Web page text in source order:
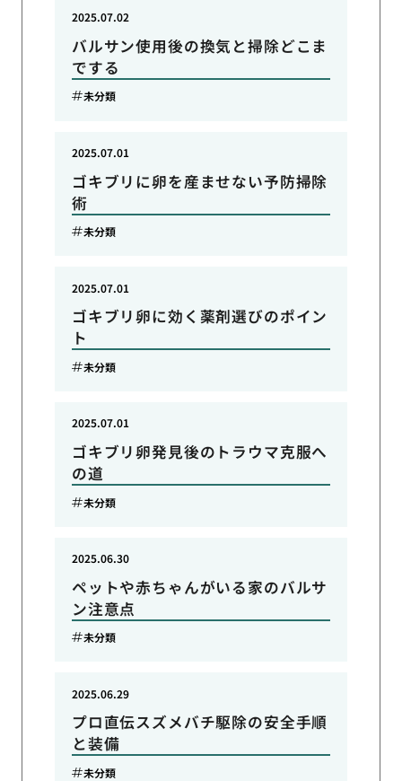
バルサン使用後の換気と掃除どこま
でする
2025.07.02
未分類
ゴキブリに卵を産ませない予防掃除
術
2025.07.01
未分類
ゴキブリ卵に効く薬剤選びのポイン
ト
2025.07.01
未分類
ゴキブリ卵発見後のトラウマ克服へ
の道
2025.07.01
未分類
ペットや赤ちゃんがいる家のバルサ
ン注意点
2025.06.30
未分類
プロ直伝スズメバチ駆除の安全手順
と装備
2025.06.29
未分類